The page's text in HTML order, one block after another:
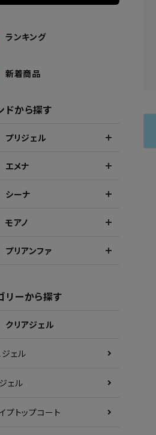
ランキング
新着商品
ドから探す
プリジェル
エメナ
シーナ
モアノ
プリアンファ
リーから探す
クリアジェル
ェル
ェル
プトップコート